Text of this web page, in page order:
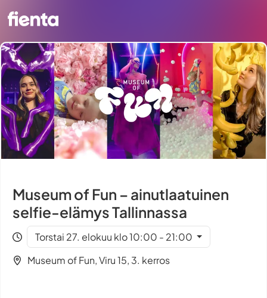
Museum of Fun – ainutlaatuinen
selfie-elämys Tallinnassa
Torstai 27. elokuu klo 10:00 - 21:00
Museum of Fun, Viru 15, 3. kerros